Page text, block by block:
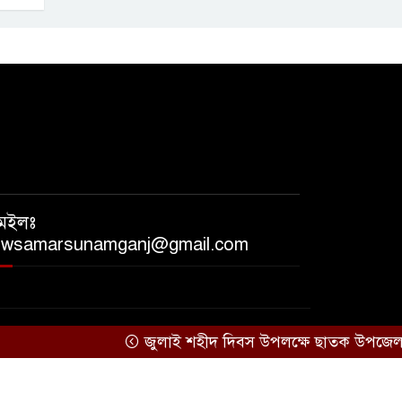
জুলাই শহীদ দিবস উপলক্ষে ছাতক উপজেলা